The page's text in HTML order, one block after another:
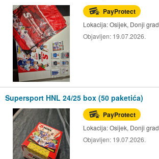
PayProtect
Lokacija:Osijek, Donji grad
Objavljen: 19.07.2026.
Supersport HNL 24/25 box (50 paketića)
PayProtect
Lokacija:Osijek, Donji grad
Objavljen: 19.07.2026.